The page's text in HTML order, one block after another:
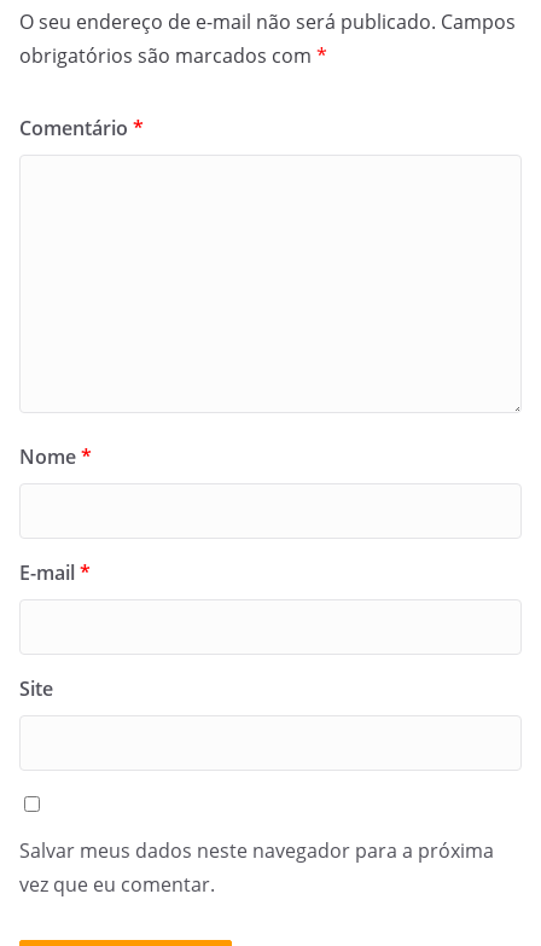
O seu endereço de e-mail não será publicado. Campos
obrigatórios são marcados com *
Comentário *
Nome*
E-mail*
Site
Salvar meus dados neste navegador para a próxima
vez que eu comentar.